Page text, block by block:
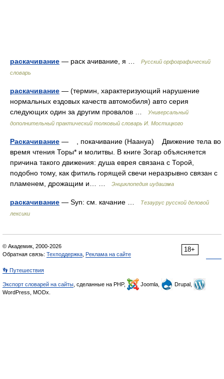
раскачивание — раск ачивание, я …
Русский орфографический
словарь
раскачивание — (термин, характеризующий нарушение
нормальных ездовых качеств автомобиля) авто серия
следующих один за другим провалов …
Универсальный
дополнительный практический толковый словарь И. Мостицкого
Раскачивание — , покачивание (Наануа) Движение тела во
время чтения Торы* и молитвы. В книге Зогар объясняется
причина такого движения: душа еврея связана с Торой,
подобно тому, как фитиль горящей свечи неразрывно связан с
пламенем, дрожащим и… …
Энциклопедия иудаизма
раскачивание — Syn: см. качание …
Тезаурус русской деловой
лексики
18+
© Академик, 2000-2026
Обратная связь: Техподдержка Реклама на сайте
👣 Путешествия
Экспорт словарей на сайты , сделанные на PHP, Joomla,
Drupal,
WordPress, MODx.